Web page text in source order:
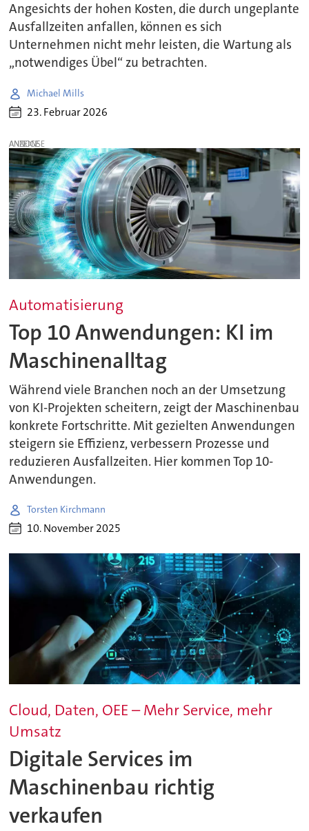
Angesichts der hohen Kosten, die durch ungeplante
Ausfallzeiten anfallen, können es sich
Unternehmen nicht mehr leisten, die Wartung als
„notwendiges Übel“ zu betrachten.
Michael Mills
23. Februar 2026
ANZEIGE
Automatisierung
Top 10 Anwendungen: KI im
Maschinenalltag
Während viele Branchen noch an der Umsetzung
von KI-Projekten scheitern, zeigt der Maschinenbau
konkrete Fortschritte. Mit gezielten Anwendungen
steigern sie Effizienz, verbessern Prozesse und
reduzieren Ausfallzeiten. Hier kommen Top 10-
Anwendungen.
Torsten Kirchmann
10. November 2025
Cloud, Daten, OEE – Mehr Service, mehr
Umsatz
Digitale Services im
Maschinenbau richtig
verkaufen